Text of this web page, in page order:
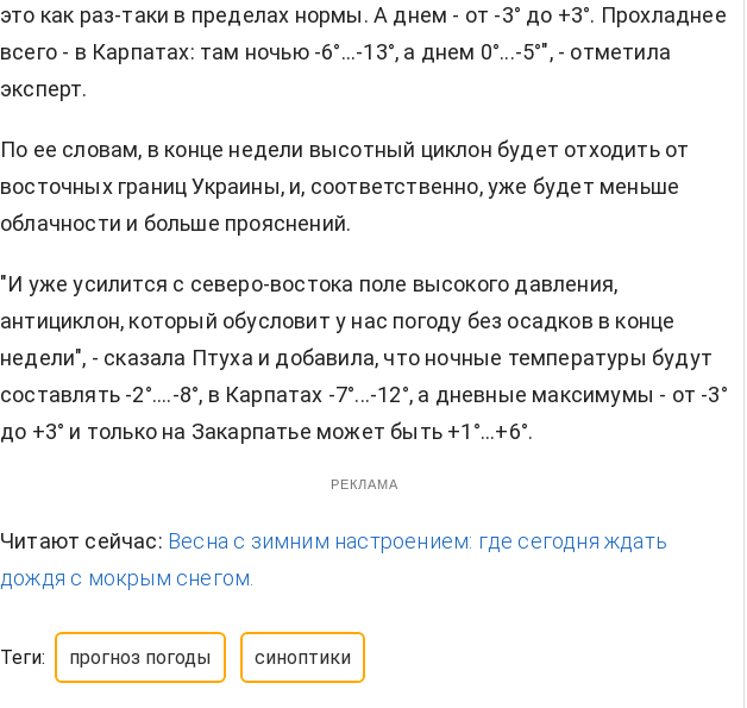
это как раз-таки в пределах нормы. А днем - от -3° до +3°. Прохладнее
всего - в Карпатах: там ночью -6°...-13°, а днем 0°...-5°", - отметила
эксперт.
По ее словам, в конце недели высотный циклон будет отходить от
восточных границ Украины, и, соответственно, уже будет меньше
облачности и больше прояснений.
"И уже усилится с северо-востока поле высокого давления,
антициклон, который обусловит у нас погоду без осадков в конце
недели", - сказала Птуха и добавила, что ночные температуры будут
составлять -2°....-8°, в Карпатах -7°...-12°, а дневные максимумы - от -3°
до +3° и только на Закарпатье может быть +1°...+6°.
РЕКЛАМА
Читают сейчас: Весна с зимним настроением: где сегодня ждать
дождя с мокрым снегом.
Теги: прогноз погоды синоптики